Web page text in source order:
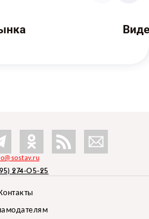
274-05-25
Контакты